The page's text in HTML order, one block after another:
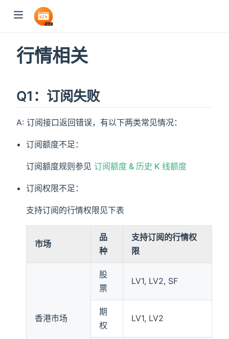
行情相关
Q1：订阅失败
A: 订阅接口返回错误，有以下两类常见情况：
订阅额度不足：
订阅额度规则参见订阅额度 & 历史 K 线额度
订阅权限不足：
支持订阅的行情权限见下表
市场
品
种
支持订阅的行情权
限
香港市场
股
票
LV1, LV2, SF
期
权
LV1, LV2